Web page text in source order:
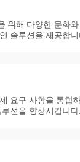
위해 다양한 문화
솔루션을 제공합니
요구 사항을 통합
션을 향상시킵니다.